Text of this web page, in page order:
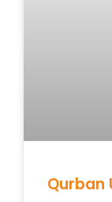
Qurban